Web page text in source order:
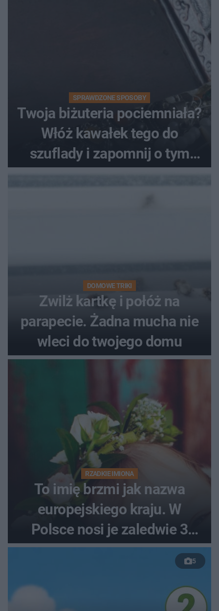
SPRAWDZONE SPOSOBY
Twoja biżuteria pociemniała?
Włóż kawałek tego do
szuflady i zapomnij o tym
DOMOWE TRIKI
Zwilż kartkę i połóż na
parapecie. Żadna mucha nie
wleci do twojego domu
RZADKIE IMIONA
To imię brzmi jak nazwa
europejskiego kraju. W
Polsce nosi je zaledwie 3
kobiety
5